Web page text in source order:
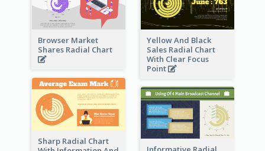
Browser Market
Shares Radial Chart
Yellow And Black
Sales Radial Chart
With Clear Focus
Point
Sharp Radial Chart